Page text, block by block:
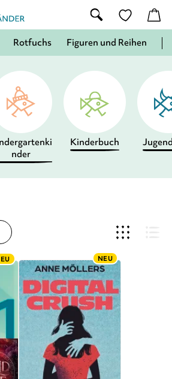
Rotfuchs Figuren und Reihen
nder
Kinderbuch
NEU